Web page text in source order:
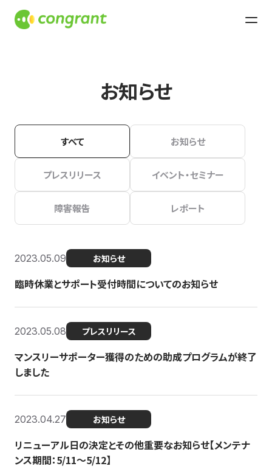
お知らせ
すべて お知らせ
プレスリリース イベント・セミナー
障害報告 レポート
2023.05.09 お知らせ
臨時休業とサポート受付時間についてのお知らせ
2023.05.08 プレスリリース
マンスリーサポーター獲得のための助成プログラムが終了
しました
2023.04.27 お知らせ
リニューアル日の決定とその他重要なお知らせ【メンテナ
ンス期間：5/11～5/12】